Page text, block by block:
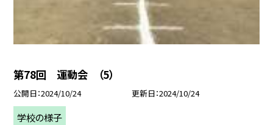
第78回 運動会 （5）
公開日 2024/10/24 更新日 2024/10/24
学校の様子